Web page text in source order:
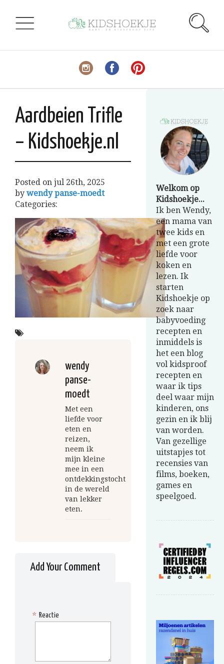
Aardbeien Trifle
– Kidshoekje.nl
Posted on jul 26th, 2025
by wendy panse-moedt
Categories:
wendy
panse-
moedt
Met een
liefde voor
eten en
reizen,
neem ik
mijn kleine
mee in een
ontdekkingstocht
in de wereld
van lekker
eten.
Add Your Comment
Reactie
*
Welkom op
Kidshoekje...
Ik ben Wendy,
een mama van
twee kids en
met een grote
liefde voor
koken en
lezen. Ik
starten
Kidshoekje op
zoek naar
babyvoeding
recepten en
inmiddels is
het een blog
vol kidsproof
recepten en
waar ik tips
deel waar mijn
kinderen, ons
gezin en ik blij
van worden.
Van gezellige
uitstapjes tot
recensies van
films, boeken,
games en
speelgoed.